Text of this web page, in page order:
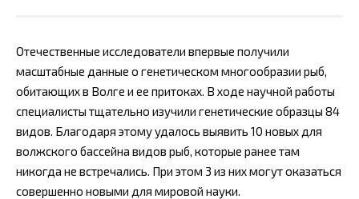
Отечественные исследователи впервые получили
масштабные данные о генетическом многообразии рыб,
обитающих в Волге и ее притоках. В ходе научной работы
специалисты тщательно изучили генетические образцы 84
видов. Благодаря этому удалось выявить 10 новых для
волжского бассейна видов рыб, которые ранее там
никогда не встречались. При этом 3 из них могут оказаться
совершенно новыми для мировой науки.